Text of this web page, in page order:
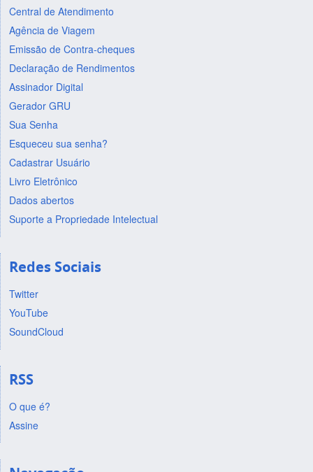
Central de Atendimento
Agência de Viagem
Emissão de Contra-cheques
Declaração de Rendimentos
Assinador Digital
Gerador GRU
Sua Senha
Esqueceu sua senha?
Cadastrar Usuário
Livro Eletrônico
Dados abertos
Suporte a Propriedade Intelectual
Redes Sociais
Twitter
YouTube
SoundCloud
RSS
O que é?
Assine